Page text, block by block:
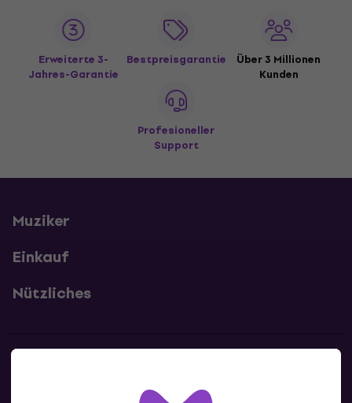
Erweiterte 3-
Jahres-Garantie
Bestpreisgarantie
Über 3 Millionen
Kunden
Profesioneller
Support
Muziker
Einkauf
Nützliches